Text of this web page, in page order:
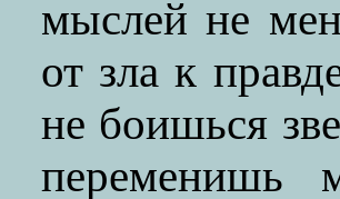
мыслей не
от зла к
не боишься
переменишь